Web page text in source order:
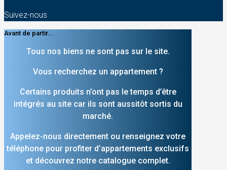
Suivez-nous
Avant de partir...
Tous nos biens ne sont pas sur le site.
Vous recherchez un appartement ?
Certains produits n’ont pas le temps d’être
intégrés au site car ils sont aussitôt sortis du
marché.
Appelez-nous directement ou renseignez votre
téléphone pour profiter d’appartements exclusifs
et découvrez notre catalogue complet.